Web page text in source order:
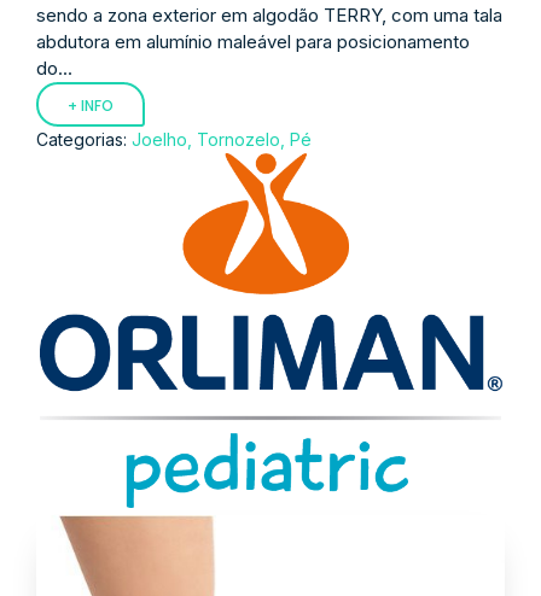
sendo a zona exterior em algodão TERRY, com uma tala
abdutora em alumínio maleável para posicionamento
do...
+ INFO
Categorias: Joelho, Tornozelo, Pé